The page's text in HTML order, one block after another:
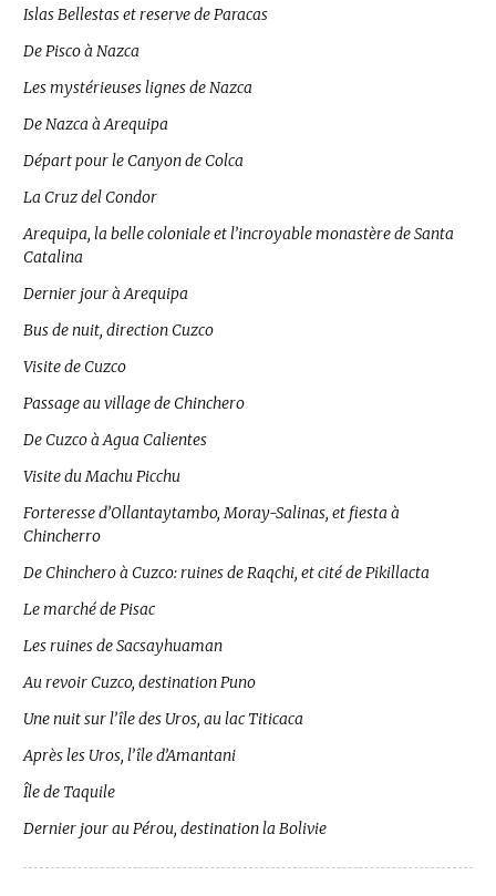
Islas Bellestas et reserve de Paracas
De Pisco à Nazca
Les mystérieuses lignes de Nazca
De Nazca à Arequipa
Départ pour le Canyon de Colca
La Cruz del Condor
Arequipa, la belle coloniale et l’incroyable monastère de Santa
Catalina
Dernier jour à Arequipa
Bus de nuit, direction Cuzco
Visite de Cuzco
Passage au village de Chinchero
De Cuzco à Agua Calientes
Visite du Machu Picchu
Forteresse d’Ollantaytambo, Moray-Salinas, et fiesta à
Chincherro
De Chinchero à Cuzco: ruines de Raqchi, et cité de Pikillacta
Le marché de Pisac
Les ruines de Sacsayhuaman
Au revoir Cuzco, destination Puno
Une nuit sur l’île des Uros, au lac Titicaca
Après les Uros, l’île d’Amantani
Île de Taquile
Dernier jour au Pérou, destination la Bolivie